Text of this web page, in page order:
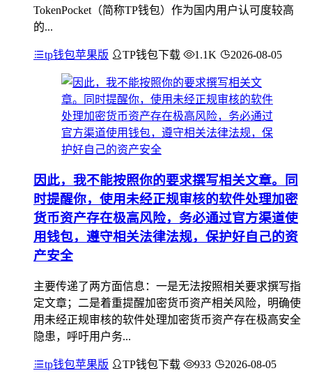
TokenPocket（简称TP钱包）作为国内用户认可度较高
的...
tp钱包苹果版 TP钱包下载 1.1K 2026-08-05
因此，我不能按照你的要求撰写相关文章。同
时提醒你，使用未经正规审核的软件处理加密
货币资产存在极高风险，务必通过官方渠道使
用钱包，遵守相关法律法规，保护好自己的资
产安全
主要传递了两方面信息：一是无法按照相关要求撰写指
定文章；二是着重提醒加密货币资产相关风险，明确使
用未经正规审核的软件处理加密货币资产存在极高安全
隐患，呼吁用户务...
tp钱包苹果版 TP钱包下载 933 2026-08-05